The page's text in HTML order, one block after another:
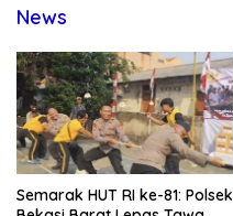
News
Semarak HUT RI ke-81: Polsek